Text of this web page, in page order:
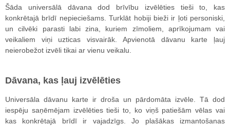
Šāda universālā dāvana dod brīvību izvēlēties tieši to, kas
konkrētajā brīdī nepieciešams. Turklāt hobiji bieži ir ļoti personiski,
un cilvēki parasti labi zina, kuriem zīmoliem, aprīkojumam vai
veikaliem viņi uzticas visvairāk. Apvienotā dāvanu karte ļauj
neierobežot izvēli tikai ar vienu veikalu.
Dāvana, kas ļauj izvēlēties
Universāla dāvanu karte ir droša un pārdomāta izvēle. Tā dod
iespēju saņēmējam izvēlēties tieši to, ko viņš patiešām vēlas vai
kas konkrētajā brīdī ir vajadzīgs. Jo plašākas izmantošanas